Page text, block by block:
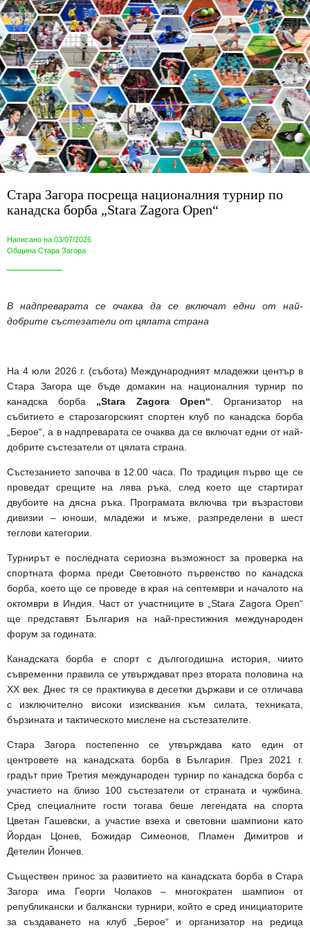
Стара Загора посреща националния турнир по
канадска борба „Stara Zagora Open“
Написано на 03/07/2026
Община Стара Загора
В надпреварата се очаква да се включат едни от най-
добрите състезатели от цялата страна
На 4 юли 2026 г. (събота) Международният младежки център в
Стара Загора ще бъде домакин на националния турнир по
канадска борба „Stara Zagora Open“ . Организатор на
събитието е старозагорският спортен клуб по канадска борба
„Берое“, а в надпреварата се очаква да се включат едни от най-
добрите състезатели от цялата страна.
Състезанието започва в 12.00 часа. По традиция първо ще се
проведат срещите на лява ръка, след което ще стартират
двубоите на дясна ръка. Програмата включва три възрастови
дивизии – юноши, младежи и мъже, разпределени в шест
теглови категории.
Турнирът е последната сериозна възможност за проверка на
спортната форма преди Световното първенство по канадска
борба, което ще се проведе в края на септември и началото на
октомври в Индия. Част от участниците в „Stara Zagora Open“
ще представят България на най-престижния международен
форум за годината.
Канадската борба е спорт с дългогодишна история, чиито
съвременни правила се утвърждават през втората половина на
XX век. Днес тя се практикува в десетки държави и се отличава
с изключително високи изисквания към силата, техниката,
бързината и тактическото мислене на състезателите.
Стара Загора постепенно се утвърждава като един от
центровете на канадската борба в България. През 2021 г.
градът прие Третия международен турнир по канадска борба с
участието на близо 100 състезатели от страната и чужбина.
Сред специалните гости тогава беше легендата на спорта
Цветан Гашевски, а участие взеха и световни шампиони като
Йордан Цонев, Божидар Симеонов, Пламен Димитров и
Детелин Йончев.
Съществен принос за развитието на канадската борба в Стара
Загора има Георги Чолаков – многократен шампион от
републикански и балкански турнири, който е сред инициаторите
за създаването на клуб „Берое“ и организатор на редица